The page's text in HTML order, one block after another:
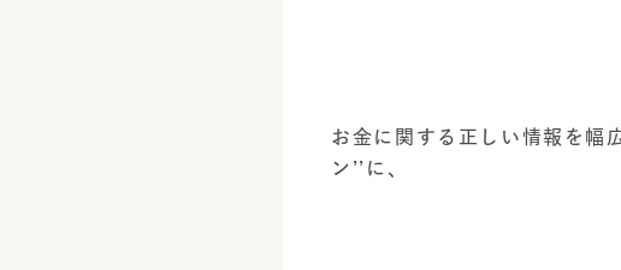
お金に関する正しい情報を幅
ン’’に、